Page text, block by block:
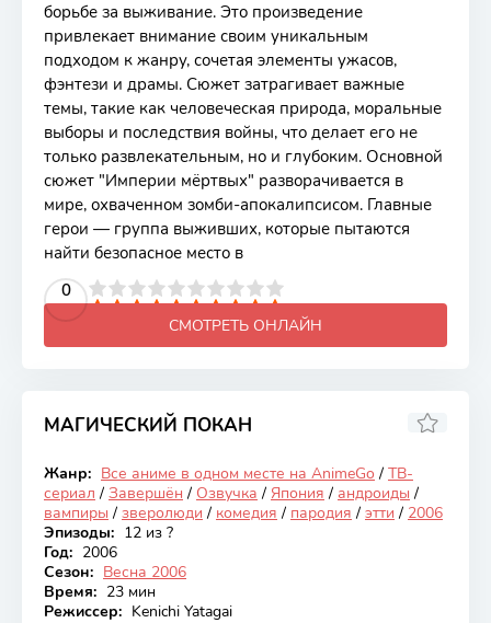
борьбе за выживание. Это произведение
привлекает внимание своим уникальным
подходом к жанру, сочетая элементы ужасов,
фэнтези и драмы. Сюжет затрагивает важные
темы, такие как человеческая природа, моральные
выборы и последствия войны, что делает его не
только развлекательным, но и глубоким. Основной
сюжет "Империи мёртвых" разворачивается в
мире, охваченном зомби-апокалипсисом. Главные
герои — группа выживших, которые пытаются
найти безопасное место в
0
4 5 6 7 8 9 10
СМОТРЕТЬ ОНЛАЙН
МАГИЧЕСКИЙ ПОКАН
Закончен
6.94
Жанр: Все аниме в одном месте на AnimeGo / ТВ-
сериал / Завершён / Озвучка / Япония / андроиды /
вампиры / зверолюди / комедия / пародия / этти / 2006
Эпизоды: 12 из ?
Год: 2006
Сезон: Весна 2006
Время: 23 мин
Режиссер: Kenichi Yatagai